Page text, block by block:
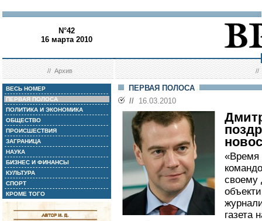
N°42
16 марта 2010
//Архив //
ВЕСЬ НОМЕР
ПЕРВАЯ ПОЛОСА
ПОЛИТИКА И ЭКОНОМИКА
ОБЩЕСТВО
ПРОИСШЕСТВИЯ
ЗАГРАНИЦА
НАУКА
БИЗНЕС И ФИНАНСЫ
КУЛЬТУРА
СПОРТ
КРОМЕ ТОГО
ПЕРВАЯ ПОЛОСА
// 16.03.2010
«Время
своему
газета